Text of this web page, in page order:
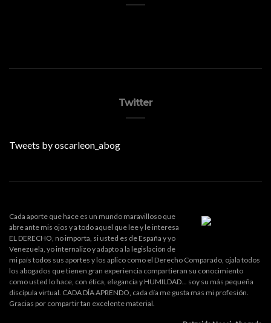
Twitter
Tweets by oscarleon_abog
Cada aporte que hace es un mundo maravilloso que
abre ante mis ojos y a todo aquel que lee y le interesa
EL DERECHO, no importa, si usted es de España y yo
Venezuela, yo internalizo y adapto a la legislación de
mi país todos sus aportes y los aplico como el Derecho Comparado, ojala todos
los abogados que tienen gran experiencia compartieran su conocimiento
como usted lo hace, con ética, elegancia y HUMILDAD... soy su más pequeña
discípula virtual. CADA DÍA APRENDO, cada día me gusta mas mi profesión.
Gracias por compartir tan excelente material.